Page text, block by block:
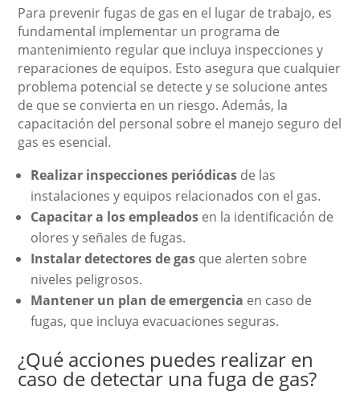
Para prevenir fugas de gas en el lugar de trabajo, es
fundamental implementar un programa de
mantenimiento regular que incluya inspecciones y
reparaciones de equipos. Esto asegura que cualquier
problema potencial se detecte y se solucione antes
de que se convierta en un riesgo. Además, la
capacitación del personal sobre el manejo seguro del
gas es esencial.
Realizar inspecciones periódicas de las
instalaciones y equipos relacionados con el gas.
Capacitar a los empleados en la identificación de
olores y señales de fugas.
Instalar detectores de gas que alerten sobre
niveles peligrosos.
Mantener un plan de emergencia en caso de
fugas, que incluya evacuaciones seguras.
¿Qué acciones puedes realizar en
caso de detectar una fuga de gas?